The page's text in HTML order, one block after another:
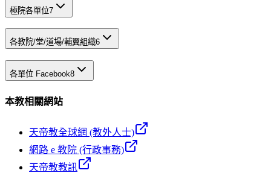
極院各單位7
各教院/堂/道場/輔翼組織6
各單位 Facebook8
本教相關網站
天帝教全球網 (教外人士)
網路 e 教院 (行政事務)
天帝教教訊